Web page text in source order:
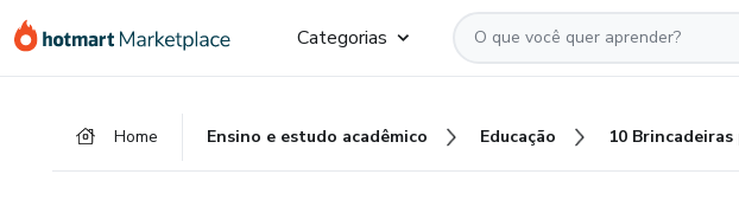
para
para
para
Categorias
Home Ensino e estudo acadêmico Educação